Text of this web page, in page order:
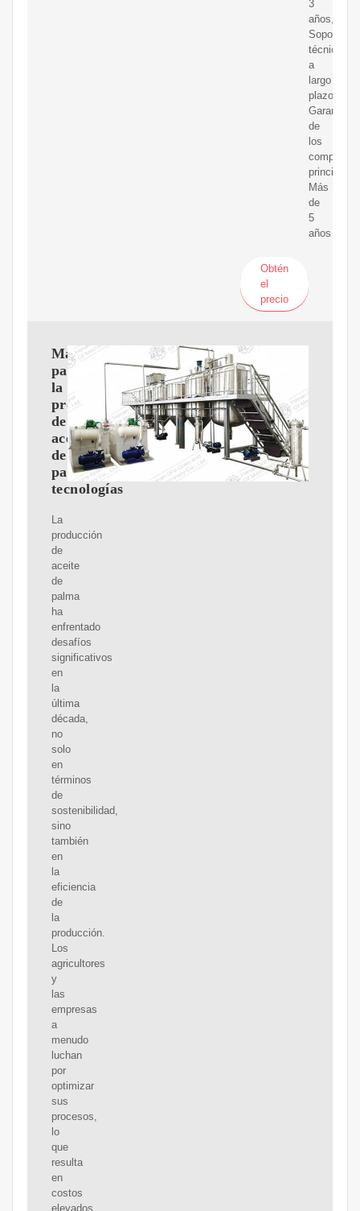
3
años,
Soporte
técnico
a
largo
plazo;
Garantía
de
los
Más
de
5
años
Obtén
el
precio
Maquinaria
para
la
producción
de
aceite
de
palma:
tecnologías
La
producción
de
aceite
de
palma
ha
enfrentado
desafíos
significativos
en
la
última
década,
no
solo
en
términos
de
sostenibilidad,
sino
también
en
la
eficiencia
de
la
producción.
Los
agricultores
y
las
empresas
a
menudo
luchan
por
optimizar
sus
procesos,
lo
que
resulta
en
costos
elevados